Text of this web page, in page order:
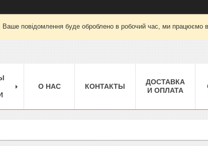
повідомлення буде оброблено в робочий час, ми працюємо
О НАС КОНТАКТЫ
ДОСТАВКА
И ОПЛАТА